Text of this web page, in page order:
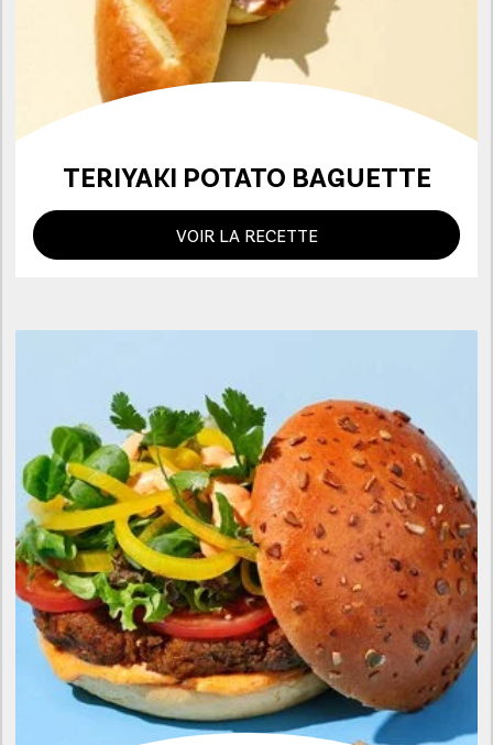
TERIYAKI POTATO BAGUETTE
VOIR LA RECETTE